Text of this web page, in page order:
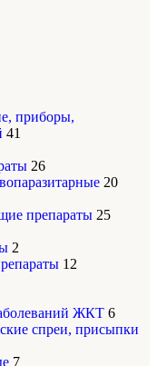
приборы,
41
26
20
препараты 25
2
12
ЖКТ 6
спреи, присыпки
7